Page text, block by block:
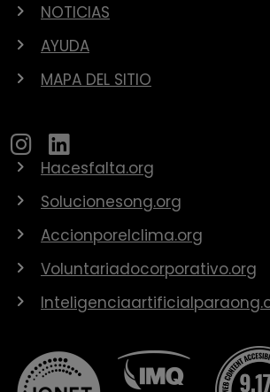
NOTICIAS
AYUDA
MAPA DEL SITIO
Hacesfalta.org
Solucionesong.org
Accionporelclima.org
Voluntariadocorporativo.org